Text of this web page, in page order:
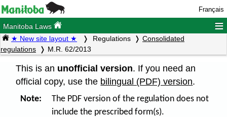
Français
Manitoba Laws ≡
★ New site layout ★ Regulations
Consolidated
regulations
M.R. 62/2013
This is an unofficial version. If you need an
official copy, use the bilingual (PDF) version.
Note: The PDF version of the regulation does not
include the prescribed form(s).